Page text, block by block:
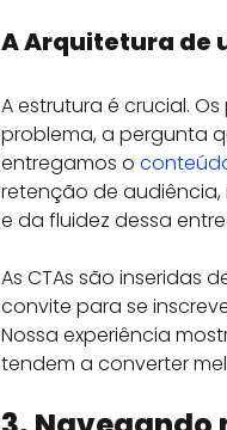
A Arquitetura de
A estrutura é crucial.
problema, a pergunta
entregamos o
retenção de
e da fluidez dessa
As CTAs são inseridas
convite para se
Nossa experiência
tendem a converter